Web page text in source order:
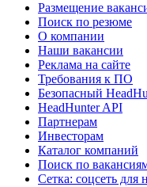
Размещение
Поиск по резюме
О компании
Наши вакансии
Реклама на сайте
Требования к ПО
Безопасный
HeadHunter API
Партнерам
Инвесторам
Каталог компаний
Поиск по
Сетка: соцсеть для